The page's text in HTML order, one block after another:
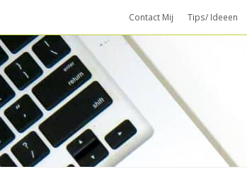
Contact Mij Tips/ Ideeen